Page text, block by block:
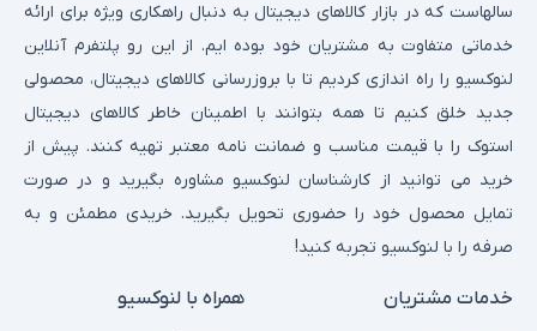
سالهاست که در بازار کالاهای دیجیتال به دنبال راهکاری ویژه برای ارائه
خدماتی متفاوت به مشتریان خود بوده ایم. از این رو پلتفرم آنلاین
لنوکسیو را راه اندازی کردیم تا با بروزرسانی کالاهای دیجیتال، محصولی
جدید خلق کنیم تا همه بتوانند با اطمینان خاطر کالاهای دیجیتال
استوک را با قیمت مناسب و ضمانت نامه معتبر تهیه کنند. پیش از
خرید می توانید از کارشناسان لنوکسیو مشاوره بگیرید و در صورت
تمایل محصول خود را حضوری تحویل بگیرید. خریدی مطمئن و به
صرفه را با لنوکسیو تجربه کنید!
خدمات مشتریان همراه با لنوکسیو